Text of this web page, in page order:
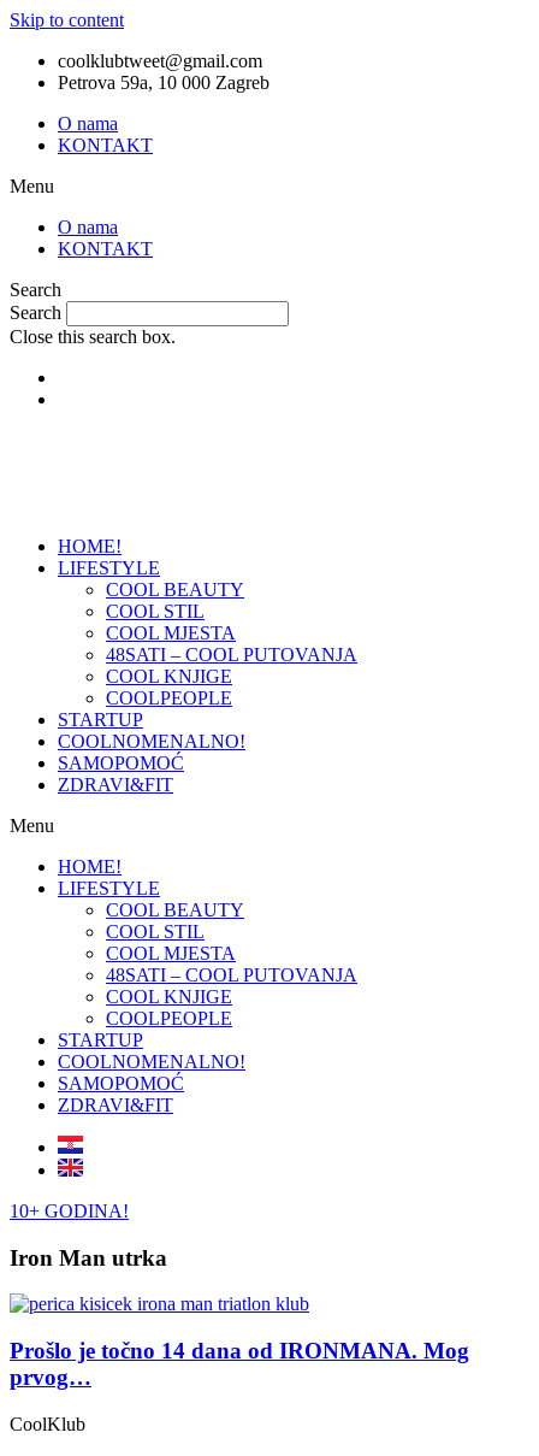
Skip to content
coolklubtweet@gmail.com
Petrova 59a, 10 000 Zagreb
O nama
KONTAKT
Menu
O nama
KONTAKT
Search
Search
Close this search box.
HOME!
LIFESTYLE
COOL BEAUTY
COOL STIL
COOL MJESTA
48SATI – COOL PUTOVANJA
COOL KNJIGE
COOLPEOPLE
STARTUP
COOLNOMENALNO!
SAMOPOMOĆ
ZDRAVI&FIT
Menu
HOME!
LIFESTYLE
COOL BEAUTY
COOL STIL
COOL MJESTA
48SATI – COOL PUTOVANJA
COOL KNJIGE
COOLPEOPLE
STARTUP
COOLNOMENALNO!
SAMOPOMOĆ
ZDRAVI&FIT
10+ GODINA!
Iron Man utrka
Prošlo je točno 14 dana od IRONMANA. Mog
prvog…
CoolKlub